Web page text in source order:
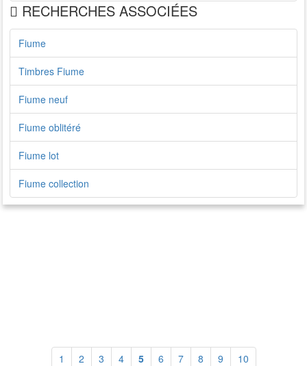
RECHERCHES ASSOCIÉES
Fiume
Timbres Fiume
Fiume neuf
Fiume oblitéré
Fiume lot
Fiume collection
1 2 3 4 5 6 7 8 9 10